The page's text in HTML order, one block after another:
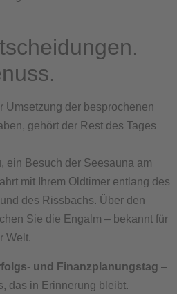
Umsetzung der besprochenen
gehört der Rest des Tages
ein Besuch der Seesauna am
mit Ihrem Oldtimer entlang des
des Rissbachs. Über den
Sie die Engalm – bekannt für
Welt.
und Finanzplanungstag –
das in Erinnerung bleibt.